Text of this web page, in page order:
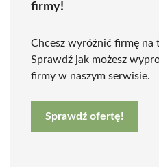
firmy!
Chcesz wyróżnić firmę na
Sprawdź jak możesz
firmy w naszym serwisie.
Sprawdź ofertę!